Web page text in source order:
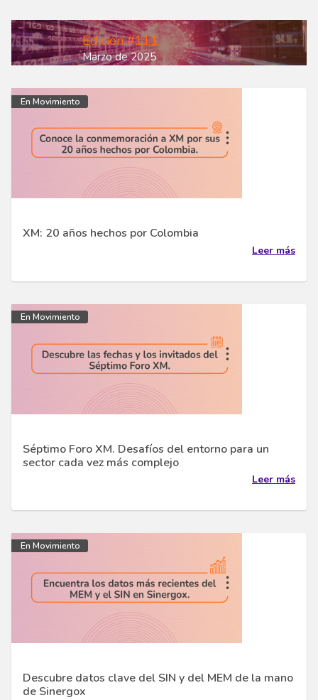
Edición #111
Marzo de 2025
En Movimiento
XM: 20 años hechos por Colombia
Leer más
En Movimiento
Séptimo Foro XM. Desafíos del entorno para un
sector cada vez más complejo
Leer más
En Movimiento
Descubre datos clave del SIN y del MEM de la mano
de Sinergox